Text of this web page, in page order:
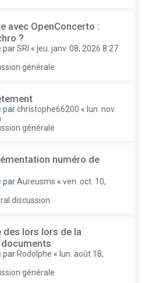
avec OpenConcerto :
?
parSRI « jeu. janv. 08, 2026 8:27
générale
parchristophe66200 « lun. nov.
générale
numéro de
parAureusms « ven. oct. 10,
discussion
des lors lors de la
par Rodolphe « lun. août 18,
générale